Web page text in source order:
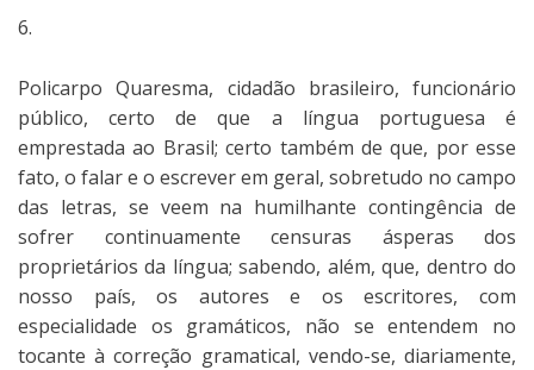
6.
Policarpo Quaresma, cidadão brasileiro, funcionário
público, certo de que a língua portuguesa é
emprestada ao Brasil; certo também de que, por esse
fato, o falar e o escrever em geral, sobretudo no campo
das letras, se veem na humilhante contingência de
sofrer continuamente censuras ásperas dos
proprietários da língua; sabendo, além, que, dentro do
nosso país, os autores e os escritores, com
especialidade os gramáticos, não se entendem no
tocante à correção gramatical, vendo-se, diariamente,